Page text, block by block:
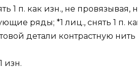
1 п. как изн., не провязывая,
ряды; *1 лиц., снять 1 п.
детали контрастную нить
изн.